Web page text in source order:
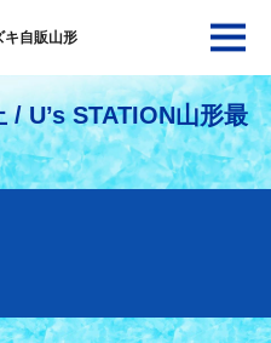
キ自販山形
/ U’s STATION山形最